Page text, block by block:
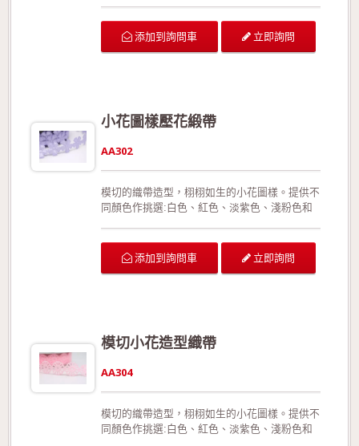
呈現特殊的邊緣造型，同時有效預防織帶經拉扯
活動場地的佈置、室內的佈置、禮品的包裝、手
配件。 生產過程符合環保規定，產品品質經檢
驗合格!歡迎來電詢問或索取色卡與樣本!
添加到詢問車 立即詢問
小花圖樣壓花緞帶
AA302
模切的織帶造型，栩栩如生的小花圖樣。提供不
同顏色作挑選:白色、紅色、淡紫色、淺粉色和
呈現特殊的邊緣造型，同時有效預防織帶經拉扯
活動場地的佈置、室內的佈置、禮品的包裝、手
配件。 生產過程符合環保規定，產品品質經檢
驗合格!歡迎來電詢問或索取色卡與樣本!
添加到詢問車 立即詢問
模切小花造型織帶
AA304
模切的織帶造型，栩栩如生的小花圖樣。提供不
同顏色作挑選:白色、紅色、淡紫色、淺粉色和